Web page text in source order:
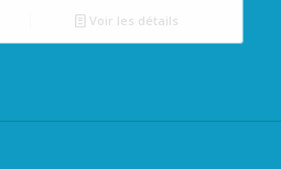
Voir les détails